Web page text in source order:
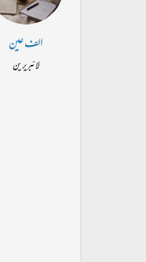
الف عین
لائبریرین